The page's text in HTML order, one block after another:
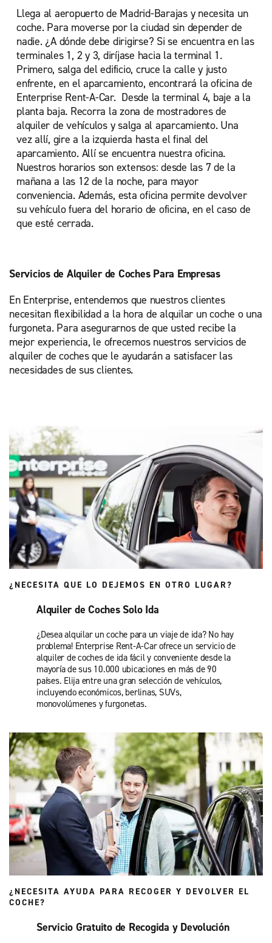
Llega al aeropuerto de Madrid-Barajas y necesita un
coche. Para moverse por la ciudad sin depender de
nadie. ¿A dónde debe dirigirse? Si se encuentra en las
terminales 1, 2 y 3, diríjase hacia la terminal 1.
Primero, salga del edificio, cruce la calle y justo
enfrente, en el aparcamiento, encontrará la oficina de
Enterprise Rent-A-Car. Desde la terminal 4, baje a la
planta baja. Recorra la zona de mostradores de
alquiler de vehículos y salga al aparcamiento. Una
vez allí, gire a la izquierda hasta el final del
aparcamiento. Allí se encuentra nuestra oficina.
Nuestros horarios son extensos: desde las 7 de la
mañana a las 12 de la noche, para mayor
conveniencia. Además, esta oficina permite devolver
su vehículo fuera del horario de oficina, en el caso de
que esté cerrada.
Servicios de Alquiler de Coches Para Empresas
En Enterprise, entendemos que nuestros clientes
necesitan flexibilidad a la hora de alquilar un coche o una
furgoneta. Para asegurarnos de que usted recibe la
mejor experiencia, le ofrecemos nuestros servicios de
alquiler de coches que le ayudarán a satisfacer las
necesidades de sus clientes.
¿NECESITA QUE LO DEJEMOS EN OTRO LUGAR?
Alquiler de Coches Solo Ida
¿Desea alquilar un coche para un viaje de ida? No hay
problema! Enterprise Rent-A-Car ofrece un servicio de
alquiler de coches de ida fácil y conveniente desde la
mayoría de sus 10.000 ubicaciones en más de 90
países. Elija entre una gran selección de vehículos,
incluyendo económicos, berlinas, SUVs,
monovolúmenes y furgonetas.
¿NECESITA AYUDA PARA RECOGER Y DEVOLVER EL
COCHE?
Servicio Gratuito de Recogida y Devolución